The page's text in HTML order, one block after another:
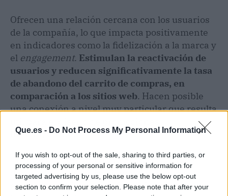
Que.es - Do Not Process My Personal Information
If you wish to opt-out of the sale, sharing to third parties, or
processing of your personal or sensitive information for
targeted advertising by us, please use the below opt-out
section to confirm your selection. Please note that after your
Ofrecen una relación cercana con los usuarios
de la compañía, lo que impacta positivamente
en indicadores como la fidelización a la marca y
el engagement. Estimulan la reactivación de
usuarios y reducen significativamente la tasa
de abandono del carrito de compras, en
comparación a los sitios web. Hacen posible
una conexión a nivel muy particular que resulta
individualizadas.
El desarrollo deappspara apoyar los procesos
dentro de las organizaciones también ha
aportado múltiples beneficios. Sánchez-